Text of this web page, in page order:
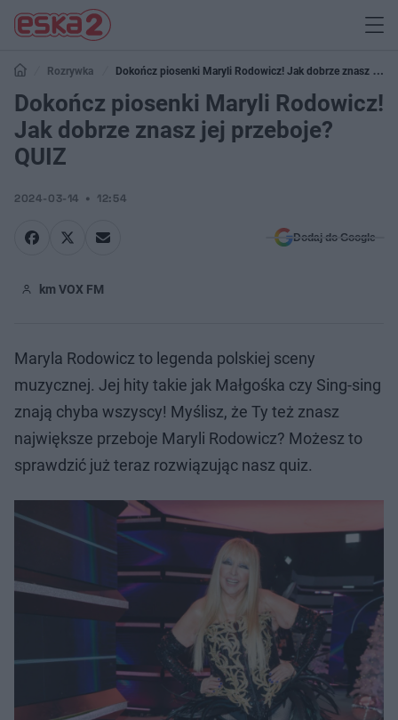
Rozrywka
Dokończ piosenki Maryli Rodowicz! Jak dobrze znasz jej
przeboje? QUIZ
Dokończ piosenki Maryli Rodowicz!
Jak dobrze znasz jej przeboje?
QUIZ
2024-03-14 12:54
Dodaj do Google
km VOX FM
Maryla Rodowicz to legenda polskiej sceny
muzycznej. Jej hity takie jak Małgośka czy Sing-sing
znają chyba wszyscy! Myślisz, że Ty też znasz
największe przeboje Maryli Rodowicz? Możesz to
sprawdzić już teraz rozwiązując nasz quiz.